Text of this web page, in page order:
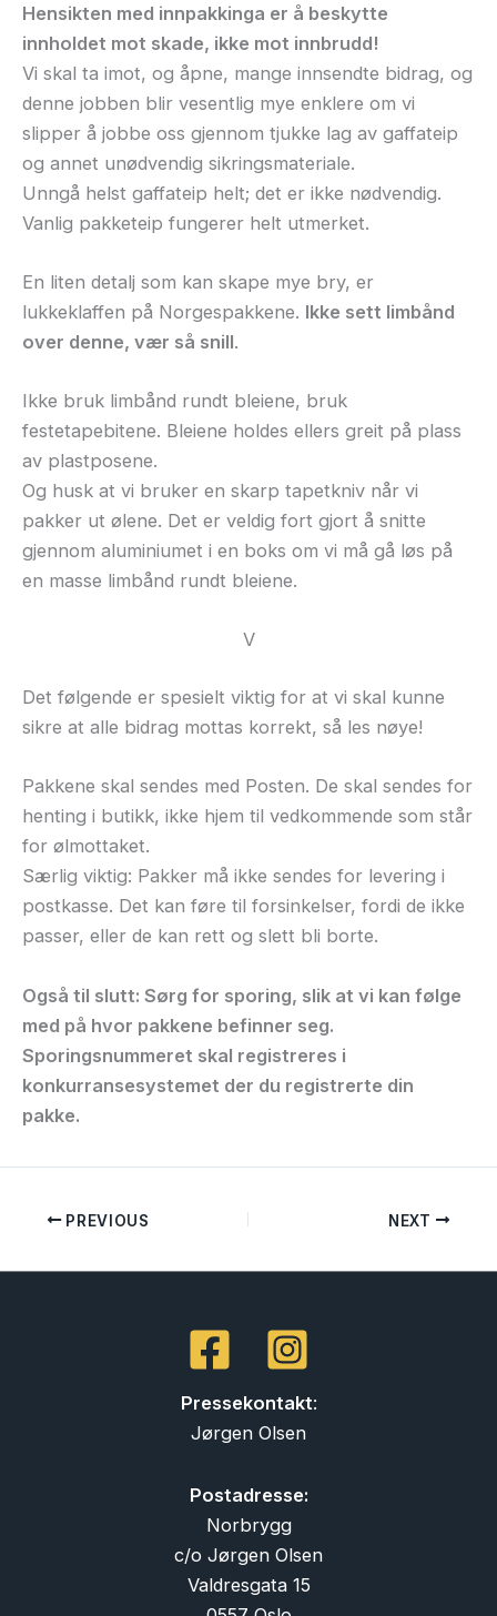
Hensikten med innpakkinga er å beskytte
innholdet mot skade, ikke mot innbrudd!
Vi skal ta imot, og åpne, mange innsendte bidrag, og
denne jobben blir vesentlig mye enklere om vi
slipper å jobbe oss gjennom tjukke lag av gaffateip
og annet unødvendig sikringsmateriale.
Unngå helst gaffateip helt; det er ikke nødvendig.
Vanlig pakketeip fungerer helt utmerket.
En liten detalj som kan skape mye bry, er
lukkeklaffen på Norgespakkene. Ikke sett limbånd
over denne, vær så snill.
Ikke bruk limbånd rundt bleiene, bruk
festetapebitene. Bleiene holdes ellers greit på plass
av plastposene.
Og husk at vi bruker en skarp tapetkniv når vi
pakker ut ølene. Det er veldig fort gjort å snitte
gjennom aluminiumet i en boks om vi må gå løs på
en masse limbånd rundt bleiene.
V
Det følgende er spesielt viktig for at vi skal kunne
sikre at alle bidrag mottas korrekt, så les nøye!
Pakkene skal sendes med Posten. De skal sendes for
henting i butikk, ikke hjem til vedkommende som står
for ølmottaket.
Særlig viktig: Pakker må ikke sendes for levering i
postkasse. Det kan føre til forsinkelser, fordi de ikke
passer, eller de kan rett og slett bli borte.
Også til slutt: Sørg for sporing, slik at vi kan følge
med på hvor pakkene befinner seg.
Sporingsnummeret skal registreres i
konkurransesystemet der du registrerte din
pakke.
PREVIOUS NEXT
Pressekontakt:
Jørgen Olsen
Postadresse:
Norbrygg
c/o Jørgen Olsen
Valdresgata 15